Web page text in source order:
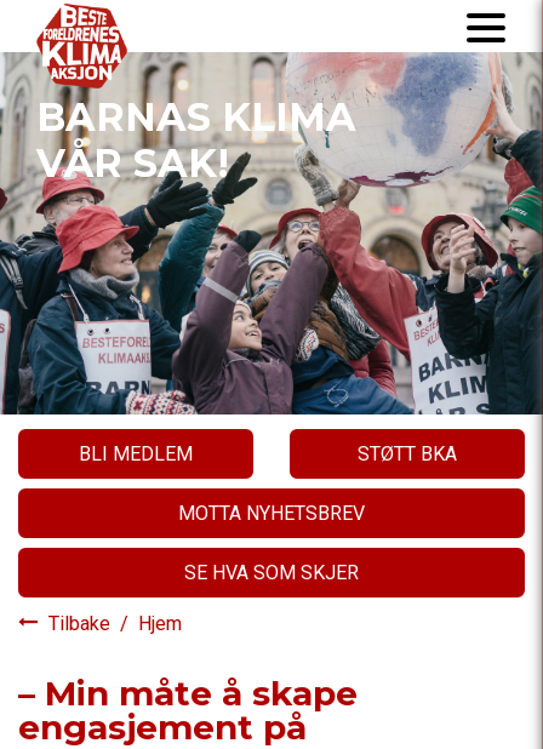
BARNAS KLIMA
VÅR SAK!
BLI MEDLEM STØTT BKA
MOTTA NYHETSBREV
SE HVA SOM SKJER
Tilbake / Hjem
– Min måte å skape
engasjement på